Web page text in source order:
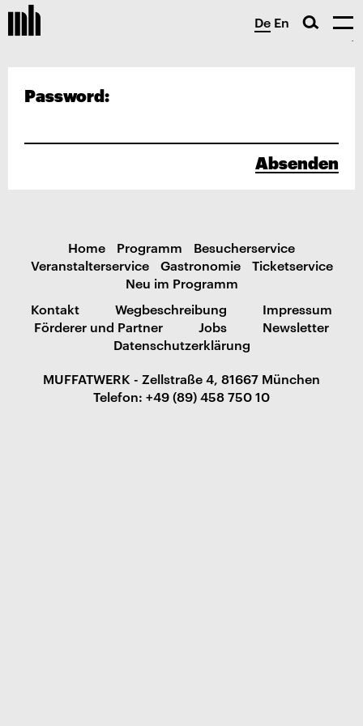
De En
Password:
Absenden
Home Programm
Besucherservice
Veranstalterservice
Gastronomie
Ticketservice
Neu im Programm
Kontakt
Wegbeschreibung
Impressum
Förderer und Partner
Jobs
Newsletter
Datenschutzerklärung
MUFFATWERK - Zellstraße 4, 81667 München
Telefon: +49 (89) 458 750 10